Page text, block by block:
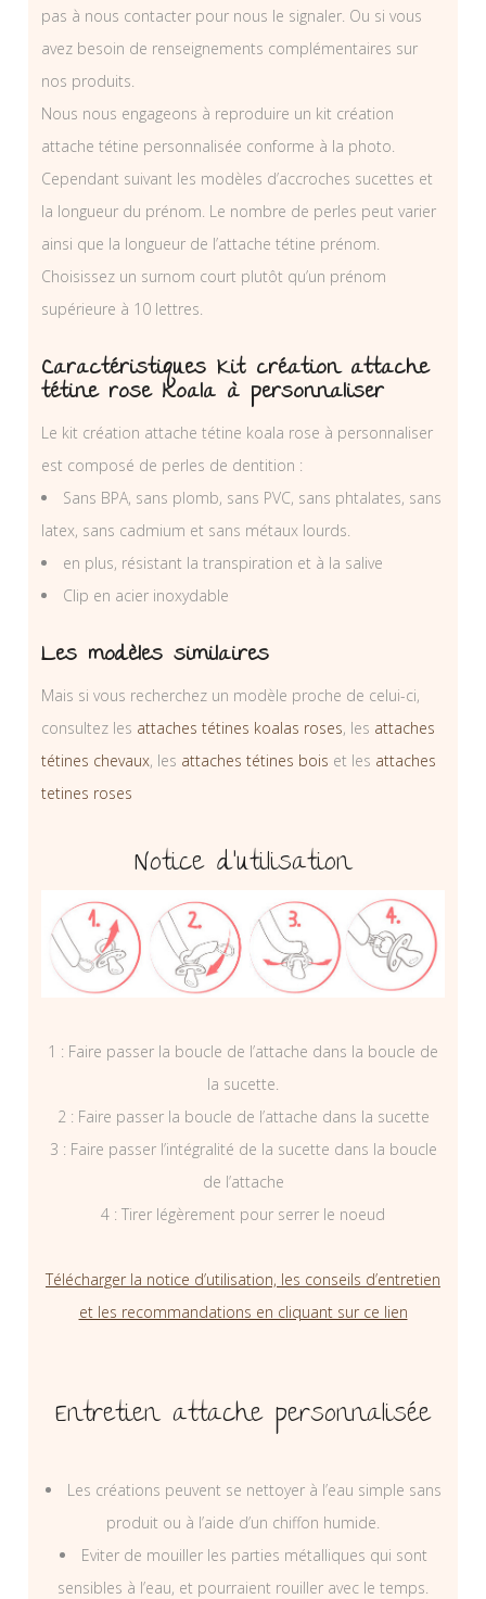
pas à nous contacter pour nous le signaler. Ou si vous
avez besoin de renseignements complémentaires sur
nos produits.
Nous nous engageons à reproduire un kit création
attache tétine personnalisée conforme à la photo.
Cependant suivant les modèles d’accroches sucettes et
la longueur du prénom. Le nombre de perles peut varier
ainsi que la longueur de l’attache tétine prénom.
Choisissez un surnom court plutôt qu’un prénom
supérieure à 10 lettres.
Caractéristiques Kit création attache
tétine rose koala à personnaliser
Le kit création attache tétine koala rose à personnaliser
est composé de perles de dentition :
Sans BPA, sans plomb, sans PVC, sans phtalates, sans
latex, sans cadmium et sans métaux lourds.
en plus, résistant la transpiration et à la salive
Clip en acier inoxydable
Les modèles similaires
Mais si vous recherchez un modèle proche de celui-ci,
consultez les attaches tétines koalas roses, les attaches
tétines chevaux, les attaches tétines bois et les attaches
tetines roses
Notice d’utilisation
1 : Faire passer la boucle de l’attache dans la boucle de
la sucette.
2 : Faire passer la boucle de l’attache dans la sucette
3 : Faire passer l’intégralité de la sucette dans la boucle
de l’attache
4 : Tirer légèrement pour serrer le noeud
Télécharger la notice d’utilisation, les conseils d’entretien
et les recommandations en cliquant sur ce lien
Entretien attache personnalisée
Les créations peuvent se nettoyer à l’eau simple sans
produit ou à l’aide d’un chiffon humide.
Eviter de mouiller les parties métalliques qui sont
sensibles à l’eau, et pourraient rouiller avec le temps.